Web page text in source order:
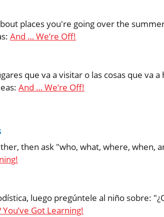
places you're going over the
And … We’re Off!
que va a visitar o las cosas que va
And … We’re Off!
then ask "who, what, where, when,
luego pregúntele al niño sobre:
Got Learning!